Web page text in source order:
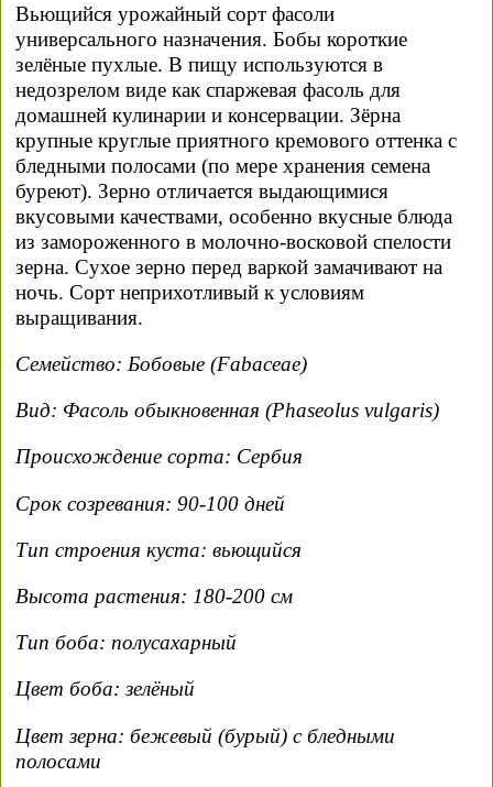
Вьющийся урожайный сорт фасоли
универсального назначения. Бобы короткие
зелёные пухлые. В пищу используются в
недозрелом виде как спаржевая фасоль для
домашней кулинарии и консервации. Зёрна
крупные круглые приятного кремового оттенка с
бледными полосами (по мере хранения семена
буреют). Зерно отличается выдающимися
вкусовыми качествами, особенно вкусные блюда
из замороженного в молочно-восковой спелости
зерна. Сухое зерно перед варкой замачивают на
ночь. Сорт неприхотливый к условиям
выращивания.
Семейство: Бобовые (Fabaceae)
Вид: Фасоль обыкновенная (Phaseolus vulgaris)
Происхождение сорта: Сербия
Срок созревания: 90-100 дней
Тип строения куста: вьющийся
Высота растения: 180-200 см
Тип боба: полусахарный
Цвет боба: зелёный
Цвет зерна: бежевый (бурый) с бледными
полосами